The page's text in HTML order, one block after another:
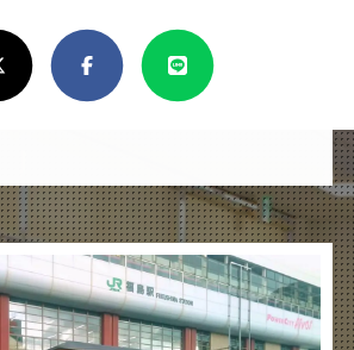
ろ
し
け
ば
シ
ェ
ア
FacebookLine